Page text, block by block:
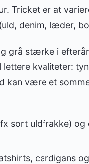
Tricket er at
denim, læder,
grå stærke i
lettere kvaliteter:
kan være et
sort uldfrakke)
cardigans